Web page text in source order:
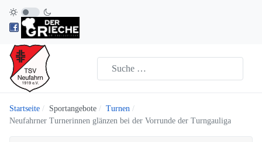
Startseite Sportangebote
Turnen
Neufahrner Turnerinnen glänzen bei der Vorrunde der Turngauliga